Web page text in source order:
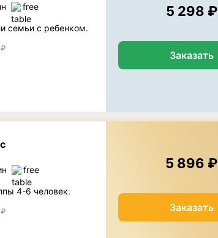
free
семьи с ребенком.
5 298 ₽
Заказать
free
4-6 человек.
5 896 ₽
Заказать